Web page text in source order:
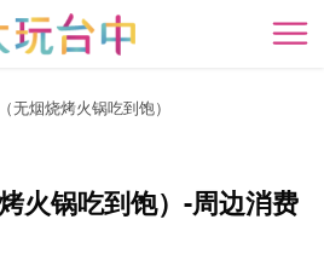
开
无烟烧烤火锅吃到饱）
火锅吃到饱）-周边消费